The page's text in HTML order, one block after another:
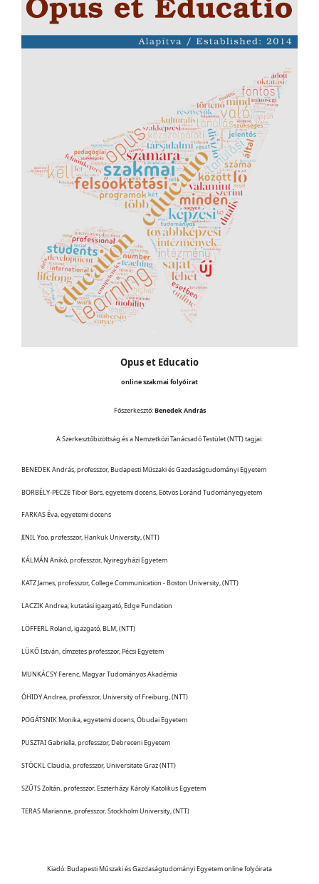
Opus et Educatio
online szakmai folyóirat
Főszerkesztő:Benedek András
A Szerkesztőbizottság és a Nemzetközi Tanácsadó Testület (NTT) tagjai:
BENEDEK András, professzor, Budapesti Műszaki és Gazdaságtudományi Egyetem
BORBÉLY-PECZE Tibor Bors, egyetemi docens, Eötvös Loránd Tudományegyetem
FARKAS Éva, egyetemi docens
JINIL Yoo, professzor, Hankuk University, (NTT)
KÁLMÁN Anikó, professzor, Nyiregyházi Egyetem
KATZ James, professzor, College Communication - Boston University, (NTT)
LACZIK Andrea, kutatási igazgató, Edge Fundation
LÖFFERL Roland, igazgató, BLM, (NTT)
LÜKŐ István, címzetes professzor, Pécsi Egyetem
MUNKÁCSY Ferenc, Magyar Tudományos Akadémia
ÓHIDY Andrea, professzor, University of Freiburg, (NTT)
POGÁTSNIK Monika, egyetemi docens, Óbudai Egyetem
PUSZTAI Gabriella, professzor, Debreceni Egyetem
STÖCKL Claudia, professzor, Universitate Graz (NTT)
SZŰTS Zoltán, professzor, Eszterházy Károly Katolikus Egyetem
TERAS Marianne, professzor, Stockholm University, (NTT)
Kiadó: Budapesti Műszaki és Gazdaságtudományi Egyetem online folyóirata